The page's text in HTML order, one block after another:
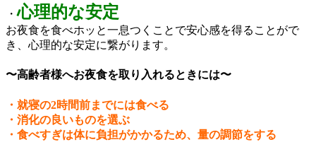
・心理的な安定
お夜食を食べホッと一息つくことで安心感を得ることがで
き、心理的な安定に繋がります。
〜高齢者様へお夜食を取り入れるときには〜
・就寝の2時間前までには食べる
・消化の良いものを選ぶ
・食べすぎは体に負担がかかるため、量の調節をする